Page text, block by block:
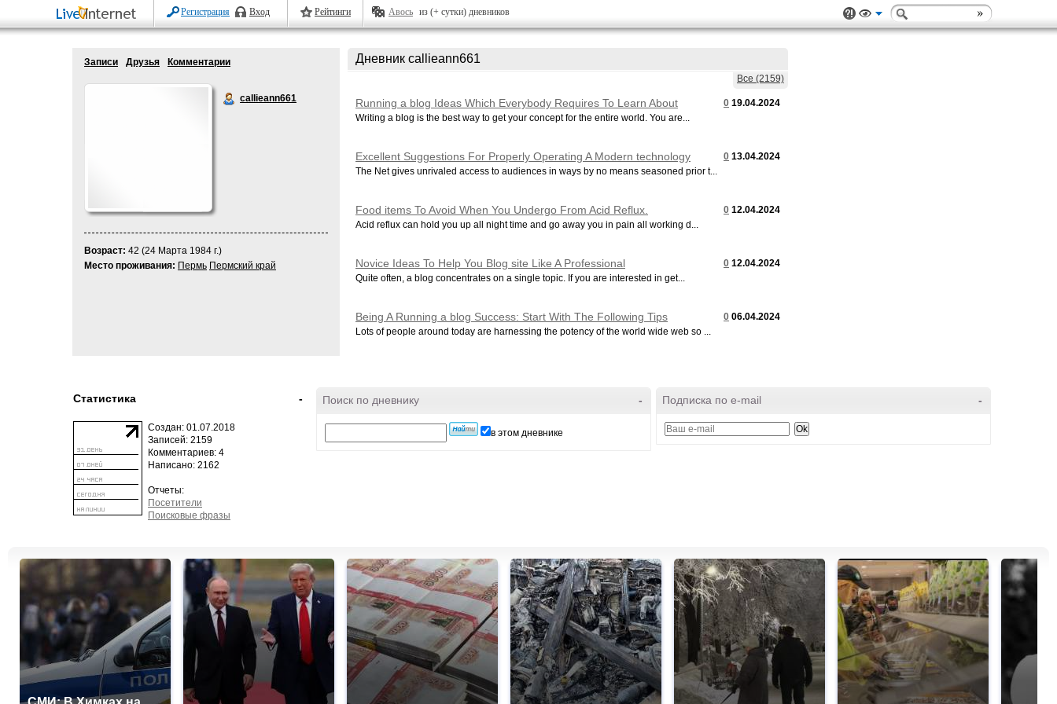
Регистрация Вход Рейтинги Авось из (+ сутки) дневников
Записи Друзья Комментарии
callieann661
Возраст: 42 (24 Марта 1984 г.)
Место проживания: Пермь Пермский край
Дневник callieann661
Все (2159)
0 19.04.2024
Running a blog Ideas Which Everybody Requires To Learn About
Writing a blog is the best way to get your concept for the entire world. You are...
0 13.04.2024
Excellent Suggestions For Properly Operating A Modern technology
Blog Page
The Net gives unrivaled access to audiences in ways by no means seasoned prior t...
0 12.04.2024
Food items To Avoid When You Undergo From Acid Reflux.
Acid reflux can hold you up all night time and go away you in pain all working d...
0 12.04.2024
Novice Ideas To Help You Blog site Like A Professional
Quite often, a blog concentrates on a single topic. If you are interested in get...
0 06.04.2024
Being A Running a blog Success: Start With The Following Tips
Lots of people around today are harnessing the potency of the world wide web so ...
-
Статистика
Создан: 01.07.2018
Записей: 2159
Комментариев: 4
Написано: 2162
Отчеты:
Посетители
Поисковые фразы
-
Поиск по дневнику
в этом дневнике
-
Подписка по e-mail